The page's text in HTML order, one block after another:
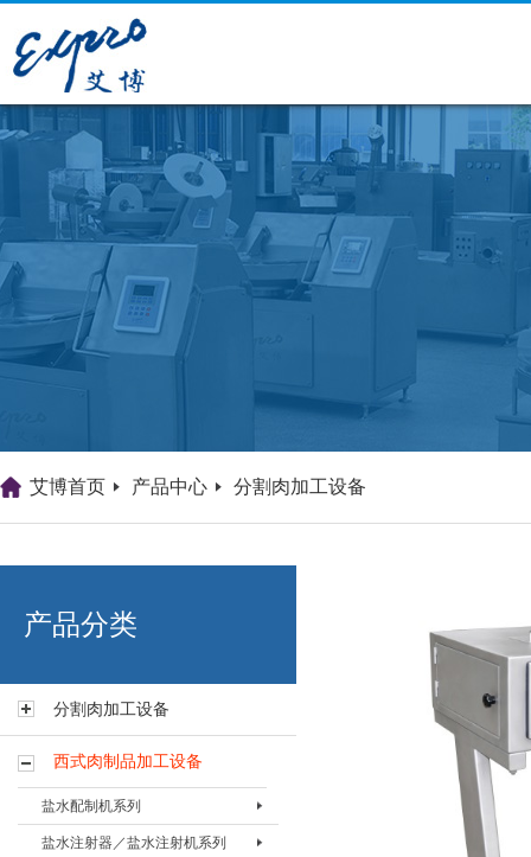
艾博肉类科技（浙江）有限
艾博首页 产品中心 分割肉加工设备
产品分类
分割肉加工设备
西式肉制品加工设备
盐水配制机系列
盐水配置机BPZJ-80
盐水注射器／盐水注射机系列